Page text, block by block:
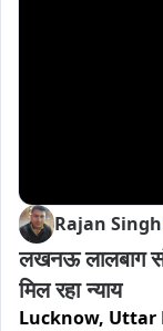
Rajan Singh
लखनऊ लालबाग
मिल रहा न्याय
Lucknow, Uttar